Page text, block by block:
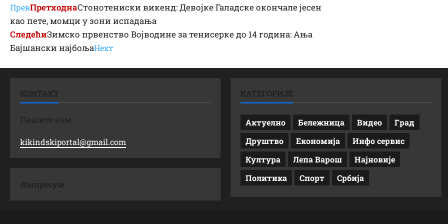
ПревПретходнаСтонотениски викенд: Девојке Галадске окончале јесен
као пете, момци у зони испадања
СледећиЗимско првенство Војводине за тенисерке до 14 година: Ања
Бајшански најбољаНеxт
КОНТАКТ
Пишите нам
kikindskiportal@gmail.com
Импресум
КАТЕГОРИЈЕ
Актуелно Бележница Видео
Град
Друштво
Економија
Инфо сервис
Култура
Лепа Варош
Најновије
Политика
Спорт Србија